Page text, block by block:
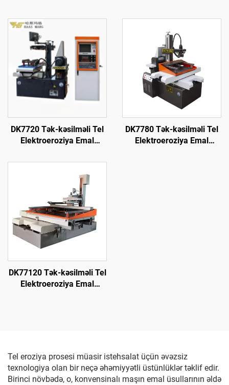
DK7720 Tək-kəsilməli Tel
Elektroeroziya Emal
DK7780 Tək-kəsilməli Tel
Elektroeroziya Emal
DK77120 Tək-kəsilməli Tel
Elektroeroziya Emal
Tel eroziya prosesi müasir istehsalat üçün əvəzsiz
texnologiya olan bir neçə əhəmiyyətli üstünlüklər təklif edir.
Birinci növbədə, o, konvensinalı maşın emal üsullarının əldə